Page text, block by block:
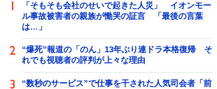
「そもそも会社のせいで起きた人災」 イオンモー
ル事故被害者の親族が慟哭の証言 「最後の言葉
は…」
“爆死”報道の「のん」13年ぶり連ドラ本格復帰 そ
れでも視聴者の評判が上々な理由
“数秒のサービス”で仕事を干された人気司会者「前